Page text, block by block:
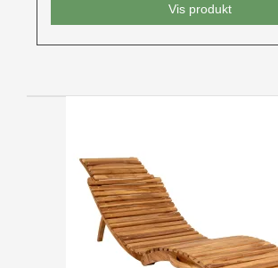
Vis produkt